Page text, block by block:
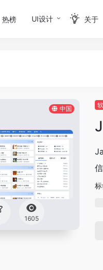
热榜 UI设计 关于
中国
1605